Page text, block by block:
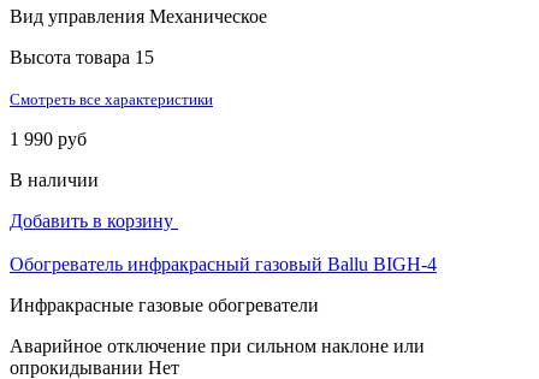
Вид управления Механическое
Высота товара 15
Смотреть все характеристики
1 990 руб
В наличии
Добавить в корзину
Обогреватель инфракрасный газовый Ballu BIGH-4
Инфракрасные газовые обогреватели
Аварийное отключение при сильном наклоне или
опрокидывании Нет